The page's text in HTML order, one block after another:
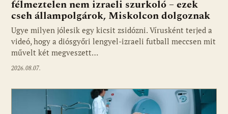
félmeztelen nem izraeli szurkoló – ezek
cseh állampolgárok, Miskolcon dolgoznak
Ugye milyen jólesik egy kicsit zsidózni. Vírusként terjed a
videó, hogy a diósgyőri lengyel-izraeli futball meccsen mit
művelt két megveszett…
2026.08.07.